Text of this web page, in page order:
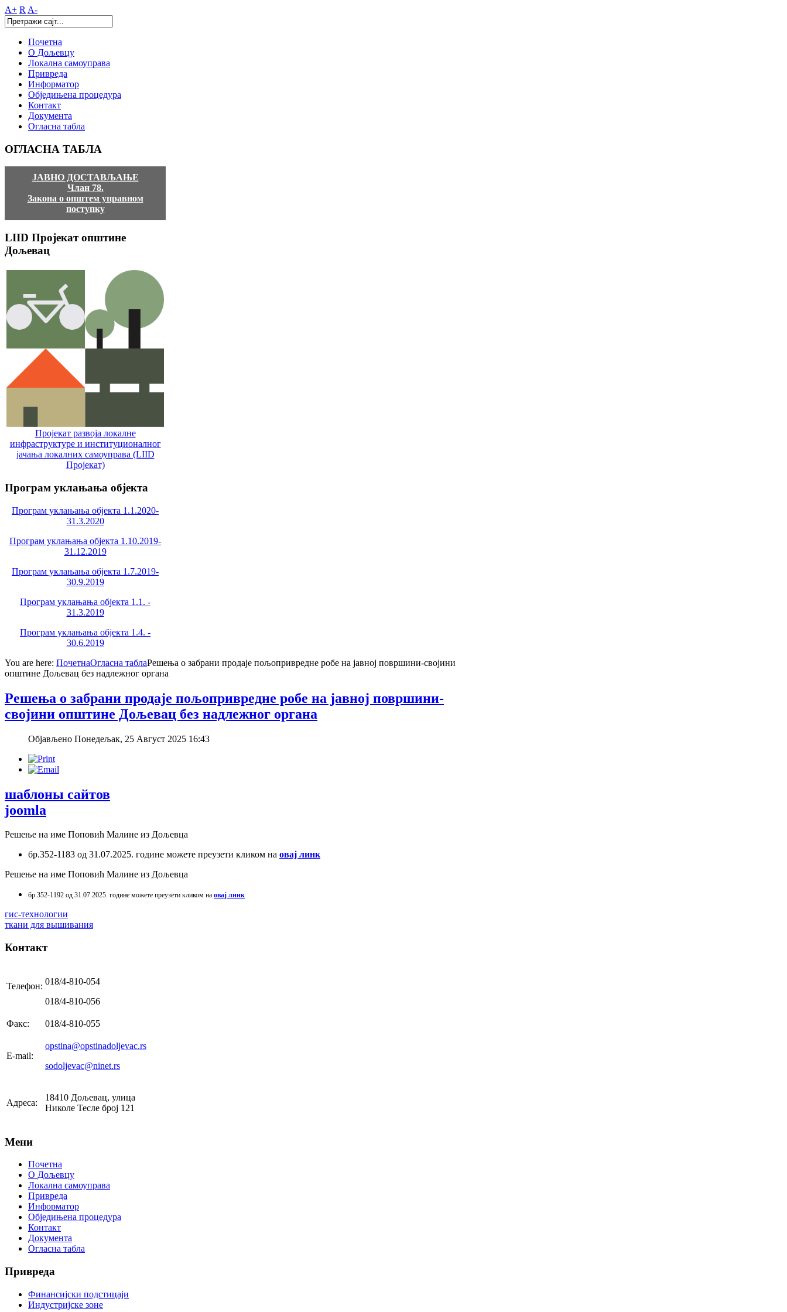
A+ R A-
Почетна
О Дољевцу
Локална самоуправа
Привреда
Информатор
Обједињена процедура
Контакт
Документа
Огласна табла
ОГЛАСНА ТАБЛА
ЈАВНО ДОСТАВЉАЊЕ
Члан 78.
Закона о општем управном
поступку
LIID Пројекат општине
Дољевац
Пројекат развоја локалне
инфраструктуре и институционалног
јачања локалних самоуправa (LIID
Пројекат)
Програм уклањања објекта
Програм уклањања објекта 1.1.2020-
31.3.2020
Програм уклањања објекта 1.10.2019-
31.12.2019
Програм уклањања објекта 1.7.2019-
30.9.2019
Програм уклањања објекта 1.1. -
31.3.2019
Програм уклањања објекта 1.4. -
30.6.2019
You are here: ПочетнаОгласна таблаРешења о забрани продаје пољопривредне робе на јавној површини-својини
општине Дољевац без надлежног органа
Решења о забрани продаје пољопривредне робе на јавној површини-
својини општине Дољевац без надлежног органа
Објављено Понедељак, 25 Август 2025 16:43
шаблоны сайтов
joomla
Решење на име Поповић Малине из Дољевца
бр.352-1183 од 31.07.2025. године можете преузети кликом на овај линк
Решење на име Поповић Малине из Дољевца
бр.352-1192 од 31.07.2025. године можете преузети кликом на овај линк
гис-технологии
ткани для вышивания
Контакт
Телефон: 018/4-810-054
018/4-810-056
Факс: 018/4-810-055
E-mail:
opstina@opstinadoljevac.rs
sodoljevac@ninet.rs
Адреса:
18410 Дољевац, улица
Николе Тесле број 121
Мени
Почетна
О Дољевцу
Локална самоуправа
Привреда
Информатор
Обједињена процедура
Контакт
Документа
Огласна табла
Привреда
Финансијски подстицаји
Индустријске зоне